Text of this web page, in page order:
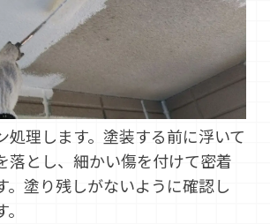
処理します。塗装する前に浮いて
落とし、細かい傷を付けて密着
。塗り残しがないように確認し